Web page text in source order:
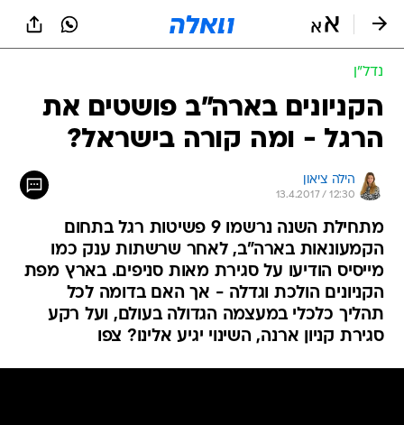
נדל״ן
הקניונים בארה"ב פושטים את
הרגל - ומה קורה בישראל?
הילה ציאון
13.4.2017 / 12:30
מתחילת השנה נרשמו 9 פשיטות רגל בתחום
הקמעונאות בארה"ב, לאחר שרשתות ענק כמו
מייסיס הודיעו על סגירת מאות סניפים. בארץ מפת
הקניונים הולכת וגדלה - אך האם בדומה לכל
תהליך כלכלי במעצמה הגדולה בעולם, ועל רקע
סגירת קניון ארנה, השינוי יגיע אלינו? צפו